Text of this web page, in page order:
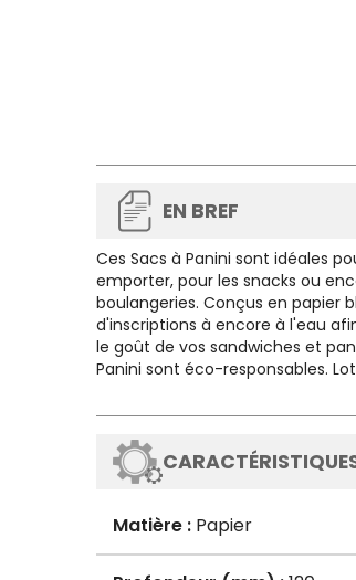
EN BREF
Ces Sacs à Panini sont idéales
emporter, pour les snacks ou
boulangeries. Conçus en papier
d'inscriptions à encore à l'eau
le goût de vos sandwiches et
Panini sont éco-responsables.
Matière : Papier